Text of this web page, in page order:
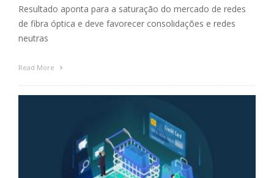
Resultado aponta para a saturação do mercado de redes
de fibra óptica e deve favorecer consolidações e redes
neutras
Read More